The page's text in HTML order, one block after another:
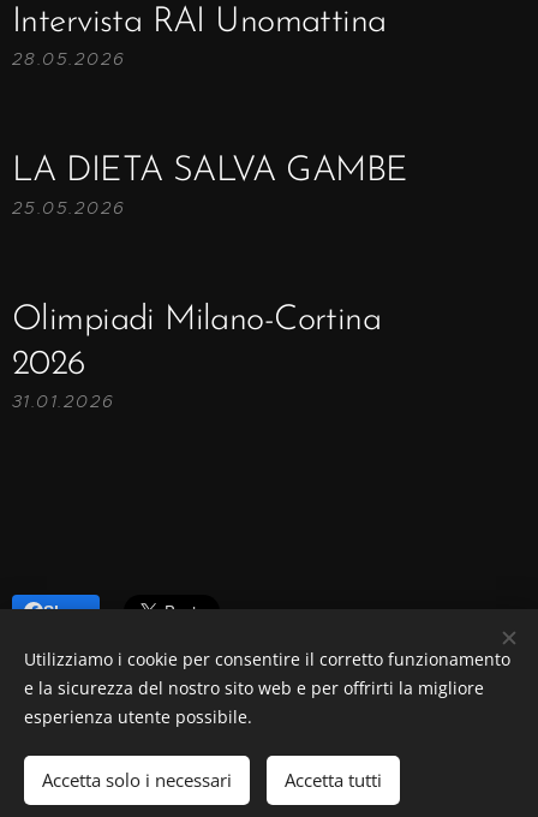
Intervista RAI Unomattina
28.05.2026
LA DIETA SALVA GAMBE
25.05.2026
Olimpiadi Milano-Cortina
2026
31.01.2026
Share
P.iva06556860960
Powered by
Webnode Cookies
Utilizziamo i cookie per consentire il corretto funzionamento
e la sicurezza del nostro sito web e per offrirti la migliore
esperienza utente possibile.
Accetta solo i necessari Accetta tutti